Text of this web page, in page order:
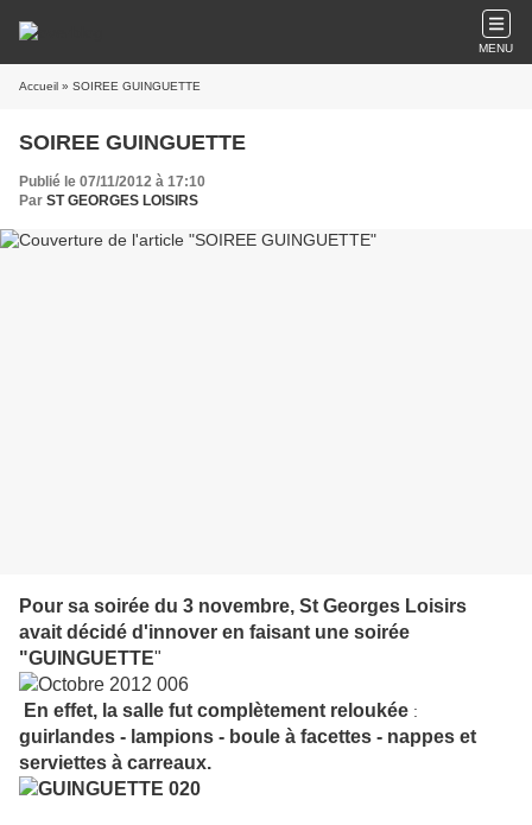
MENU
Accueil » SOIREE GUINGUETTE
SOIREE GUINGUETTE
Publié le 07/11/2012 à 17:10
Par ST GEORGES LOISIRS
Pour sa soirée du 3 novembre, St Georges Loisirs
avait décidé d'innover en faisant une soirée
"GUINGUETTE"
En effet, la salle fut complètement reloukée :
guirlandes - lampions - boule à facettes - nappes et
serviettes à carreaux.